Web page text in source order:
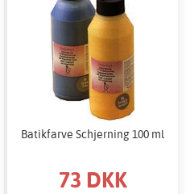
Batikfarve Schjerning 100 ml
73 DKK